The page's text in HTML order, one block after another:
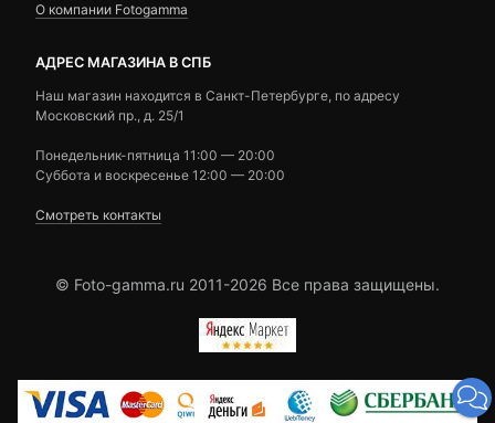
О компании Fotogamma
АДРЕС МАГАЗИНА В СПБ
Наш магазин находится в Санкт-Петербурге, по адресу
Московский пр., д. 25/1
Понедельник-пятница 11:00 — 20:00
Суббота и воскресенье 12:00 — 20:00
Смотреть контакты
© Foto-gamma.ru 2011-2026 Все права защищены.